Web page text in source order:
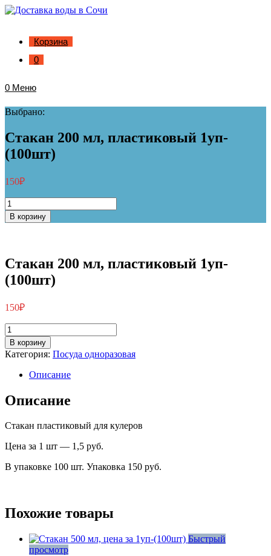
Корзина
0
0 Меню
Выбрано:
Стакан 200 мл, пластиковый 1уп-
(100шт)
150₽
Количество
товара
Стакан
пластиковый
1уп-
(100шт)
В корзину
Стакан 200 мл, пластиковый 1уп-
(100шт)
150₽
Количество
товара
Стакан
200
пластиковый
1уп-
(100шт)
В корзину
Категория: Посуда одноразовая
Описание
Описание
Стакан пластиковый для кулеров
Цена за 1 шт — 1,5 руб.
В упаковке 100 шт. Упаковка 150 руб.
Похожие товары
Быстрый
просмотр